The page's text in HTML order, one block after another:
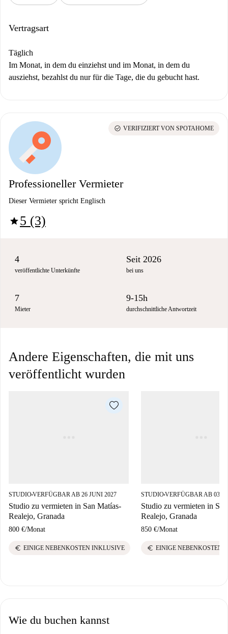
Vertragsart
Täglich
Im Monat, in dem du einziehst und im Monat, in dem du
ausziehst, bezahlst du nur für die Tage, die du gebucht hast.
Professioneller Vermieter
Dieser Vermieter spricht Englisch
star5 (3)
check_circle VERIFIZIERT VON SPOTAHOME
4
veröffentlichte Unterkünfte
Seit 2026
bei uns
7
Mieter
9-15h
durchschnittliche Antwortzeit
Andere Eigenschaften, die mit uns
veröffentlicht wurden
STUDIO■VERFÜGBAR AB 26 JUNI 2027
Studio zu vermieten in San Matías-
Realejo, Granada
800 €/Monat
euro EINIGE NEBENKOSTEN INKLUSIVE
STUDIO■VERFÜGBAR AB 03
Studio zu vermieten in
Realejo, Granada
850 €/Monat
euro EINIGE NEBENKOSTEN
Wie du buchen kannst